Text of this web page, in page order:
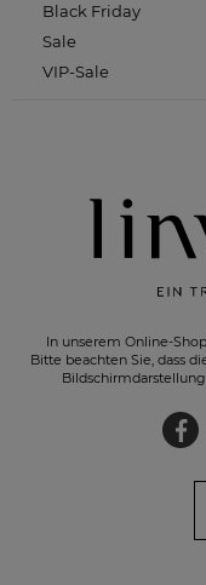
EIN
In unserem Online-
Bitte beachten Sie, dass
Black Friday
Sale
VIP-Sale